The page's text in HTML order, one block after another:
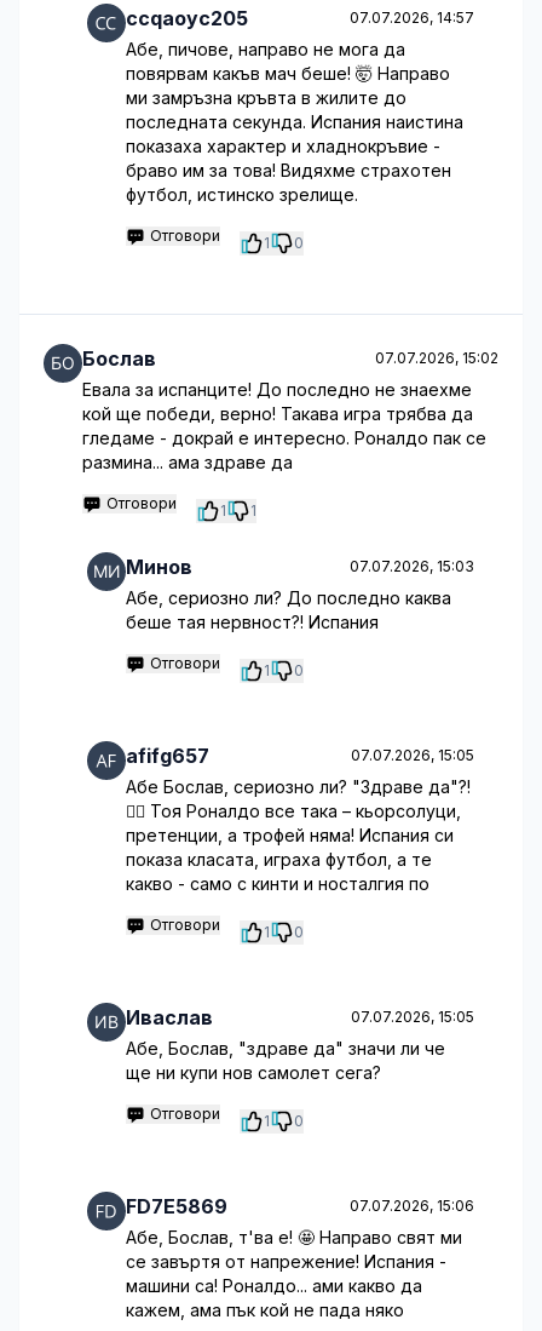
ccqaoyc205 07.07.2026, 14:57
Абе, пичове, направо не мога да
повярвам какъв мач беше! 🤯 Направо
ми замръзна кръвта в жилите до
последната секунда. Испания наистина
показаха характер и хладнокръвие -
браво им за това! Видяхме страхотен
футбол, истинско зрелище.
Отговори 1 0
Бослав 07.07.2026, 15:02
Евала за испанците! До последно не знаехме
кой ще победи, верно! Такава игра трябва да
гледаме - докрай е интересно. Роналдо пак се
размина... ама здраве да
Отговори 1 1
Минов 07.07.2026, 15:03
Абе, сериозно ли? До последно каква
беше тая нервност?! Испания
Отговори 1 0
afifg657 07.07.2026, 15:05
Абе Бослав, сериозно ли? "Здраве да"?!
🤦‍♂️ Тоя Роналдо все така – кьорсолуци,
претенции, а трофей няма! Испания си
показа класата, играха футбол, а те
какво - само с кинти и носталгия по
Отговори 1 0
Иваслав 07.07.2026, 15:05
Абе, Бослав, "здраве да" значи ли че
ще ни купи нов самолет сега?
Отговори 1 0
FD7E5869 07.07.2026, 15:06
Абе, Бослав, т'ва е! 🤩 Направо свят ми
се завъртя от напрежение! Испания -
машини са! Роналдо... ами какво да
кажем, ама пък кой не пада няко